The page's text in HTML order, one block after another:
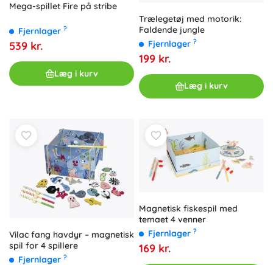
Mega-spillet Fire på stribe
Fjernlager ?
539 kr.
Læg i kurv
Trælegetøj med motorik:
Faldende jungle
Fjernlager ?
199 kr.
Læg i kurv
Vilac fang havdyr – magnetisk
spil for 4 spillere
Fjernlager ?
Magnetisk fiskespil med
temaet 4 venner
Fjernlager ?
169 kr.